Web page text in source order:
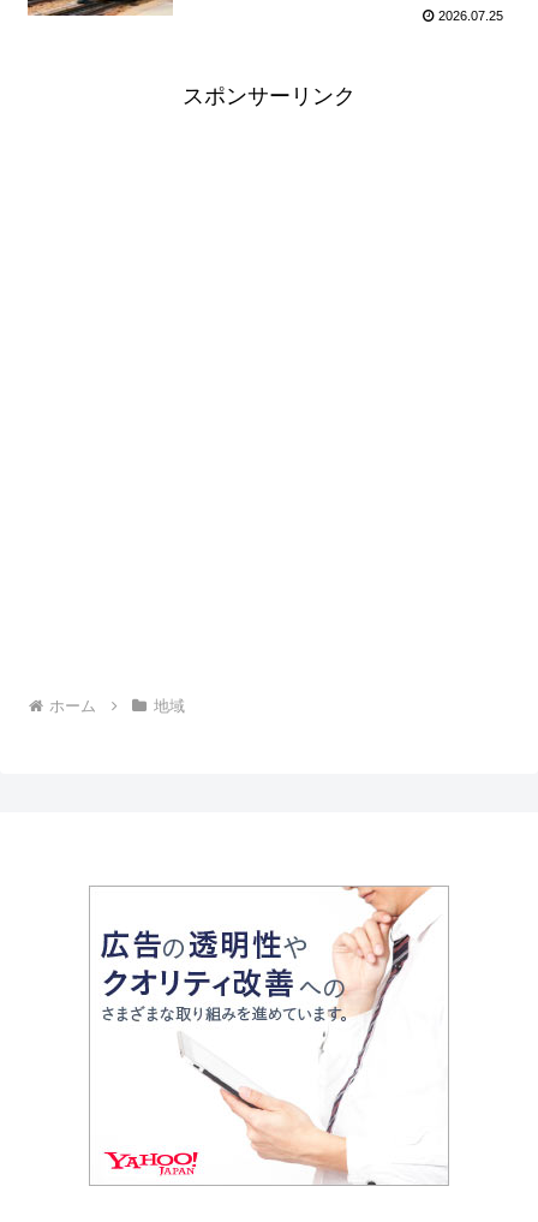
2026.07.25
スポンサーリンク
ホーム 地域